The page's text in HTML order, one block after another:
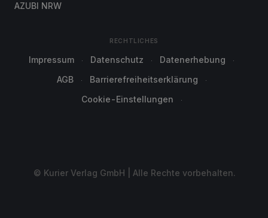
AZUBI NRW
RECHTLICHES
Impressum Datenschutz
Datenerhebung
AGB
Barrierefreiheitserklärung
Cookie-Einstellungen
© Kurier Verlag GmbH | Alle Rechte vorbehalten.